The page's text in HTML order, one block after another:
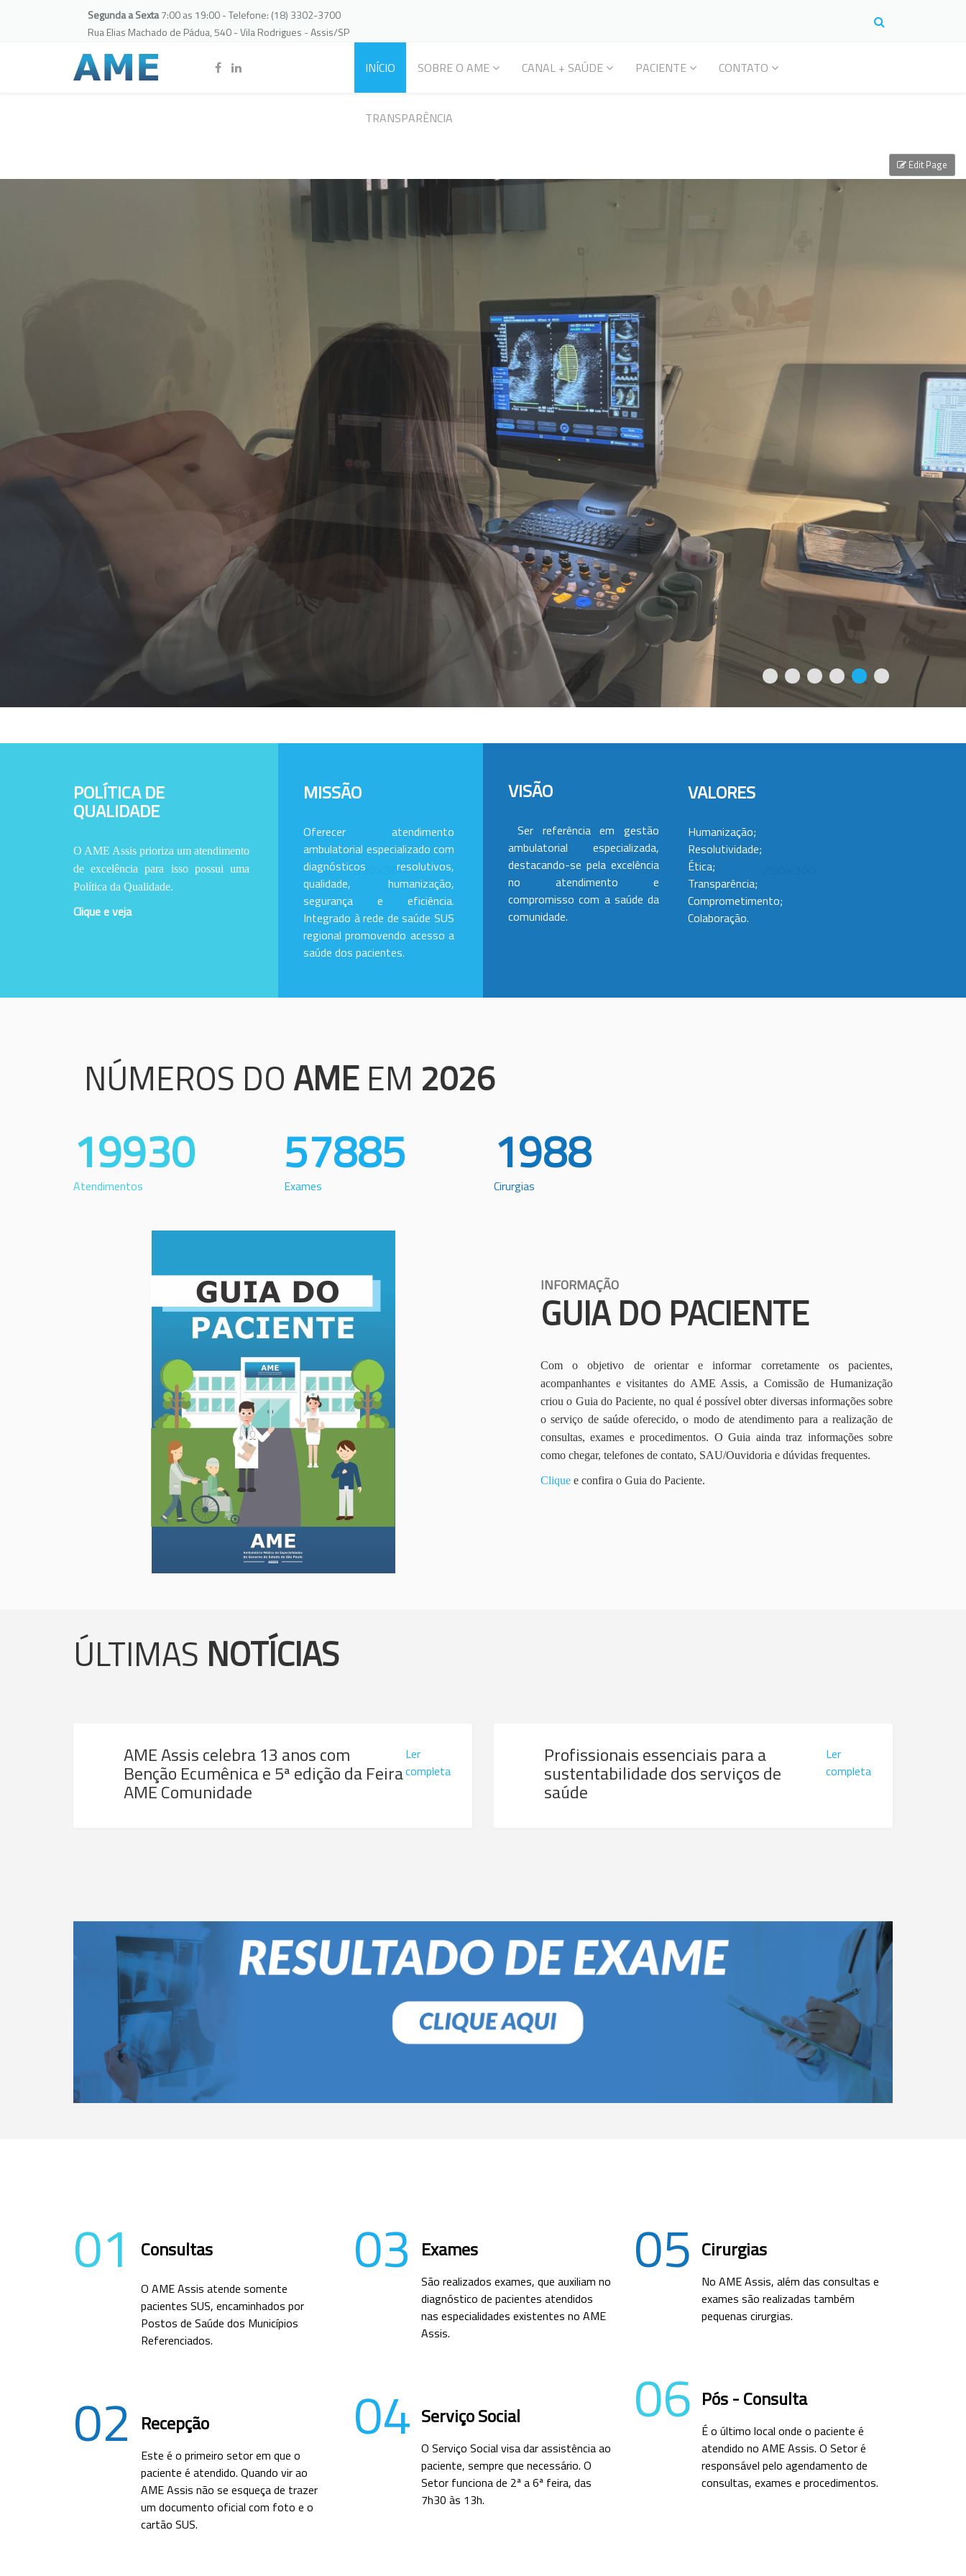
Segunda a Sexta7:00 as 19:00 - Telefone: (18) 3302-3700
Rua Elias Machado de Pádua, 540 - Vila Rodrigues - Assis/SP
INÍCIO SOBRE O AME CANAL + SAÚDE PACIENTE CONTATO
TRANSPARÊNCIA
POLÍTICA DE
QUALIDADE
O AME Assis prioriza um atendimento
de excelência para isso possui uma
Política da Qualidade.
Clique e veja
MISSÃO
Oferecer atendimento
ambulatorial especializado com
diagnósticos resolutivos,
qualidade, humanização,
segurança e eficiência.
Integrado à rede de saúde SUS
regional promovendo acesso a
saúde dos pacientes.
VISÃO
Ser referência em gestão
ambulatorial especializada,
destacando-se pela excelência
no atendimento e
compromisso com a saúde da
comunidade.
VALORES
Humanização;
Resolutividade;
Ética;
Transparência;
Comprometimento;
Colaboração.
NÚMEROS DO AME EM 2026
19930
Atendimentos
57885
Exames
1988
Cirurgias
INFORMAÇÃO
GUIA DO PACIENTE
Com o objetivo de orientar e informar corretamente os pacientes,
acompanhantes e visitantes do AME Assis, a Comissão de Humanização
criou o Guia do Paciente, no qual é possível obter diversas informações sobre
o serviço de saúde oferecido, o modo de atendimento para a realização de
consultas, exames e procedimentos. O Guia ainda traz informações sobre
como chegar, telefones de contato, SAU/Ouvidoria e dúvidas frequentes.
Clique e confira o Guia do Paciente.
ÚLTIMAS NOTÍCIAS
AME Assis celebra 13 anos com
Benção Ecumênica e 5ª edição da Feira
AME Comunidade
Ler
completa
Profissionais essenciais para a
sustentabilidade dos serviços de
saúde
Ler
completa
01 Consultas
O AME Assis atende somente
pacientes SUS, encaminhados por
Postos de Saúde dos Municípios
Referenciados.
02 Recepção
Este é o primeiro setor em que o
paciente é atendido. Quando vir ao
AME Assis não se esqueça de trazer
um documento oficial com foto e o
cartão SUS.
03 Exames
São realizados exames, que auxiliam no
diagnóstico de pacientes atendidos
nas especialidades existentes no AME
Assis.
04 Serviço Social
O Serviço Social visa dar assistência ao
paciente, sempre que necessário. O
Setor funciona de 2ª a 6ª feira, das
7h30 às 13h.
05 Cirurgias
No AME Assis, além das consultas e
exames são realizadas também
pequenas cirurgias.
06 Pós - Consulta
É o último local onde o paciente é
atendido no AME Assis. O Setor é
responsável pelo agendamento de
consultas, exames e procedimentos.
Edit Page